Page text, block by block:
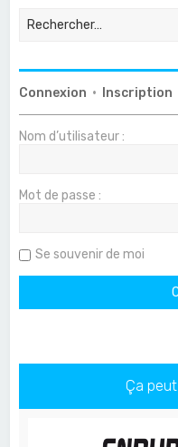
Connexion • Inscription
Nom d’utilisateur :
Mot de passe :
Se souvenir de moi
Ça